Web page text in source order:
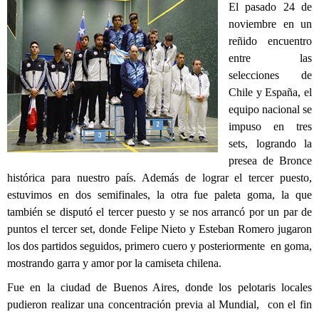
El pasado 24 de
noviembre en un
reñido encuentro
entre las
selecciones de
Chile y España, el
equipo nacional se
impuso en tres
sets, logrando la
presea de Bronce
histórica para nuestro país. Además de lograr el tercer puesto,
estuvimos en dos semifinales, la otra fue paleta goma, la que
también se disputó el tercer puesto y se nos arrancó por un par de
puntos el tercer set, donde Felipe Nieto y Esteban Romero jugaron
los dos partidos seguidos, primero cuero y posteriormente en goma,
mostrando garra y amor por la camiseta chilena.
Fue en la ciudad de Buenos Aires, donde los pelotaris locales
pudieron realizar una concentración previa al Mundial, con el fin